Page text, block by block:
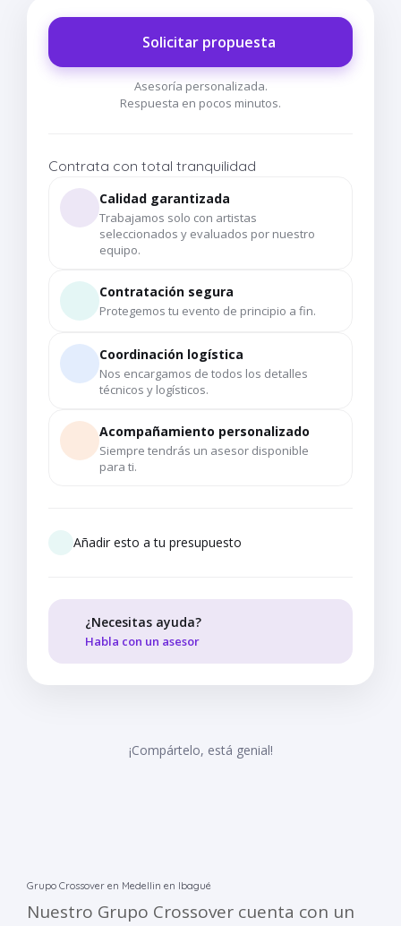
Solicitar propuesta
Asesoría personalizada.
Respuesta en pocos minutos.
Contrata con total tranquilidad
Calidad garantizada
Trabajamos solo con artistas
seleccionados y evaluados por nuestro
equipo.
Contratación segura
Protegemos tu evento de principio a fin.
Coordinación logística
Nos encargamos de todos los detalles
técnicos y logísticos.
Acompañamiento personalizado
Siempre tendrás un asesor disponible
para ti.
Añadir esto a tu presupuesto
¿Necesitas ayuda?
Habla con un asesor
¡Compártelo, está genial!
Grupo Crossover en Medellin en Ibagué
Nuestro Grupo Crossover cuenta con un